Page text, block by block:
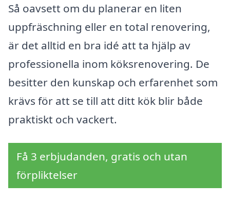
Så oavsett om du planerar en liten
uppfräschning eller en total renovering,
är det alltid en bra idé att ta hjälp av
professionella inom köksrenovering. De
besitter den kunskap och erfarenhet som
krävs för att se till att ditt kök blir både
praktiskt och vackert.
Få 3 erbjudanden, gratis och utan
förpliktelser